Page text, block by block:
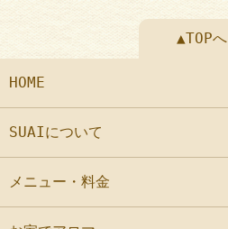
▲TOPへ
HOME
SUAIについて
メニュー・料金